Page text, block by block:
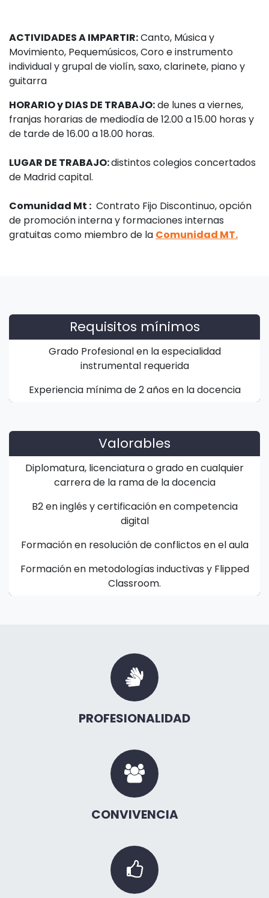
ACTIVIDADES A IMPARTIR:Canto, Música y
Movimiento, Pequemúsicos, Coro e instrumento
individual y grupal de violín, saxo, clarinete, piano y
guitarra
HORARIO y DIAS DE TRABAJO:de lunes a viernes,
franjas horarias de mediodía de 12.00 a 15.00 horas y
de tarde de 16.00 a 18.00 horas.
LUGAR DE TRABAJO:distintos colegios concertados
de Madrid capital.
Comunidad Mt : Contrato Fijo Discontinuo, opción
de promoción interna y formaciones internas
gratuitas como miembro de la Comunidad MT.
Requisitos mínimos
Grado Profesional en la especialidad
instrumental requerida
Experiencia mínima de 2 años en la docencia
Valorables
Diplomatura, licenciatura o grado en cualquier
carrera de la rama de la docencia
B2 en inglés y certificación en competencia
digital
Formación en resolución de conflictos en el aula
Formación en metodologías inductivas y Flipped
Classroom.
PROFESIONALIDAD
CONVIVENCIA